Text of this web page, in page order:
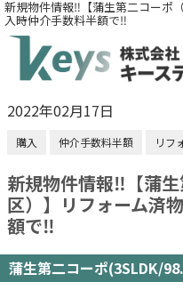
新規物件情報‼【蒲生第二コーポ
入時仲介手数料半額で‼
2022年02月17日
購入 仲介手数料半額 リフ
新規物件情報‼【蒲
区）】リフォーム済
額で‼
蒲生第二コーポ(3SLDK/